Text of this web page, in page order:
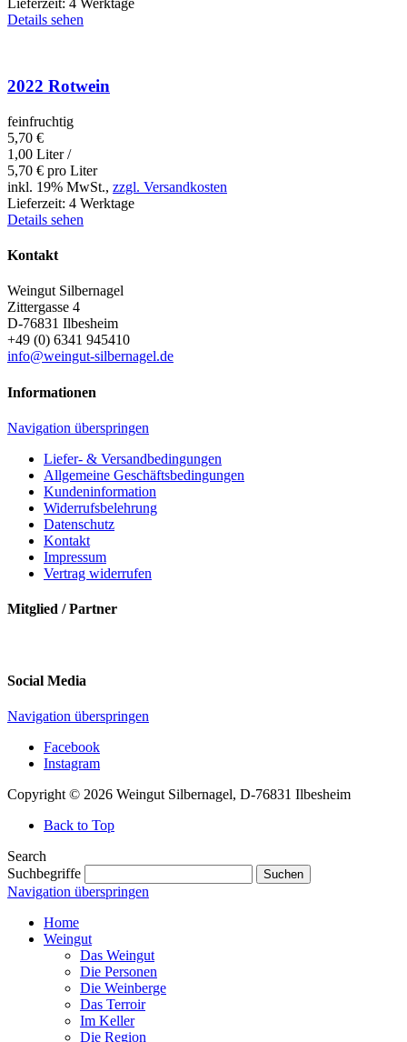
Lieferzeit: 4 Werktage
Details sehen
2022 Rotwein
feinfruchtig
5,70 €
1,00 Liter /
5,70 € pro Liter
inkl. 19% MwSt., zzgl. Versandkosten
Lieferzeit: 4 Werktage
Details sehen
Kontakt
Weingut Silbernagel
Zittergasse 4
D-76831 Ilbesheim
+49 (0) 6341 945410
info@weingut-silbernagel.de
Informationen
Navigation überspringen
Liefer- & Versandbedingungen
Allgemeine Geschäftsbedingungen
Kundeninformation
Widerrufsbelehrung
Datenschutz
Kontakt
Impressum
Vertrag widerrufen
Mitglied / Partner
Social Media
Navigation überspringen
Facebook
Instagram
Copyright © 2026 Weingut Silbernagel, D-76831 Ilbesheim
Back to Top
Search
Suchbegriffe
Suchen
Navigation überspringen
Home
Weingut
Das Weingut
Die Personen
Die Weinberge
Das Terroir
Im Keller
Die Region